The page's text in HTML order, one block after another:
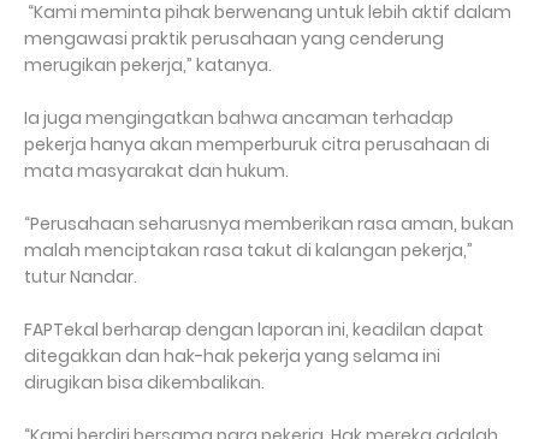
“Kami meminta pihak berwenang untuk lebih aktif dalam
mengawasi praktik perusahaan yang cenderung
merugikan pekerja,” katanya.
Ia juga mengingatkan bahwa ancaman terhadap
pekerja hanya akan memperburuk citra perusahaan di
mata masyarakat dan hukum.
“Perusahaan seharusnya memberikan rasa aman, bukan
malah menciptakan rasa takut di kalangan pekerja,”
tutur Nandar.
FAPTekal berharap dengan laporan ini, keadilan dapat
ditegakkan dan hak-hak pekerja yang selama ini
dirugikan bisa dikembalikan.